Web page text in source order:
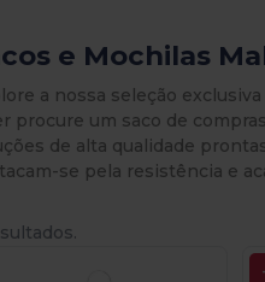
e Mochilas
a nossa seleção exclusiva
procure um saco de
de alta qualidade
se pela resistência e